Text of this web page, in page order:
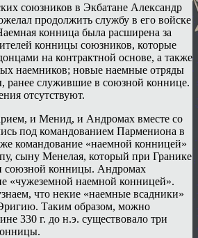
союзников в Экбатане Александр
продолжить службу в его войске
конница была расширена за
конницы союзников, которые
на контрактной основе, а также
наемников; новые наемные отряды
ранее служившие в союзной коннице.
отсутствуют.
и Менид, и Андромах вместе со
под командованием Пармениона в
командование «наемной конницей»
сыну Менелая, который при Гранике
союзной конницы. Андромах
«чужеземной наемной конницей».
что некие «наемные всадники»
Таким образом, можно
330 г. до н.э. существовало три